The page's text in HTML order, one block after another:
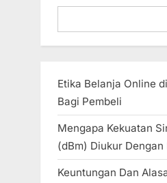
Etika Belanja Online
Bagi Pembeli
Mengapa Kekuatan
(dBm) Diukur
Keuntungan Dan